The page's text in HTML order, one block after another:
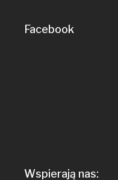
Facebook
Wspierają nas: